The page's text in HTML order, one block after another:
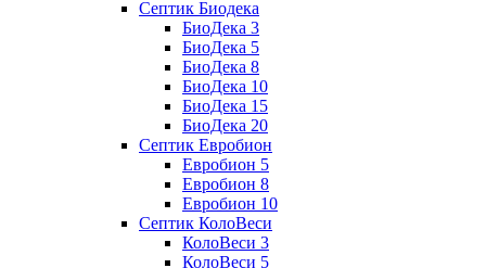
Септик Биодека
БиоДека 3
БиоДека 5
БиоДека 8
БиоДека 10
БиоДека 15
БиоДека 20
Септик Евробион
Евробион 5
Евробион 8
Евробион 10
Септик КолоВеси
КолоВеси 3
КолоВеси 5